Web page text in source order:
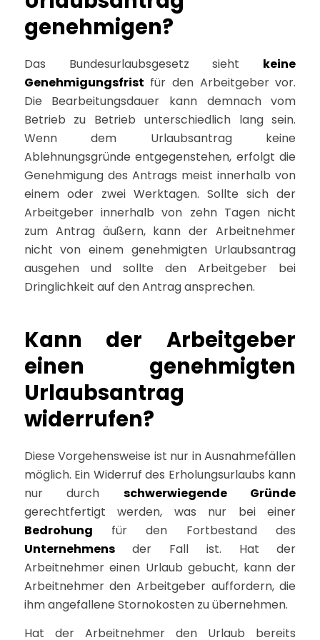
genehmigen?
Das Bundesurlaubsgesetz sieht keine
Genehmigungsfrist für den Arbeitgeber vor.
Die Bearbeitungsdauer kann demnach vom
Betrieb zu Betrieb unterschiedlich lang sein.
Wenn dem Urlaubsantrag keine
Ablehnungsgründe entgegenstehen, erfolgt die
Genehmigung des Antrags meist innerhalb von
einem oder zwei Werktagen. Sollte sich der
Arbeitgeber innerhalb von zehn Tagen nicht
zum Antrag äußern, kann der Arbeitnehmer
nicht von einem genehmigten Urlaubsantrag
ausgehen und sollte den Arbeitgeber bei
Dringlichkeit auf den Antrag ansprechen.
Kann der Arbeitgeber
einen genehmigten
Urlaubsantrag
widerrufen?
Diese Vorgehensweise ist nur in Ausnahmefällen
möglich. Ein Widerruf des Erholungsurlaubs kann
nur durch schwerwiegende Gründe
gerechtfertigt werden, was nur bei einer
Bedrohung für den Fortbestand des
Unternehmensder Fall ist. Hat der
Arbeitnehmer einen Urlaub gebucht, kann der
Arbeitnehmer den Arbeitgeber auffordern, die
ihm angefallene Stornokosten zu übernehmen.
Hat der Arbeitnehmer den Urlaub bereits